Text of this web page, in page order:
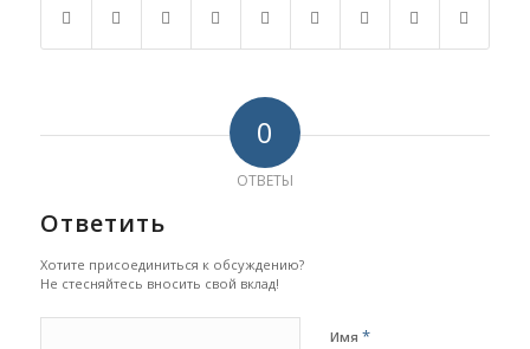
0
ОТВЕТЫ
Ответить
Хотите присоединиться к обсуждению?
Не стесняйтесь вносить свой вклад!
Имя *